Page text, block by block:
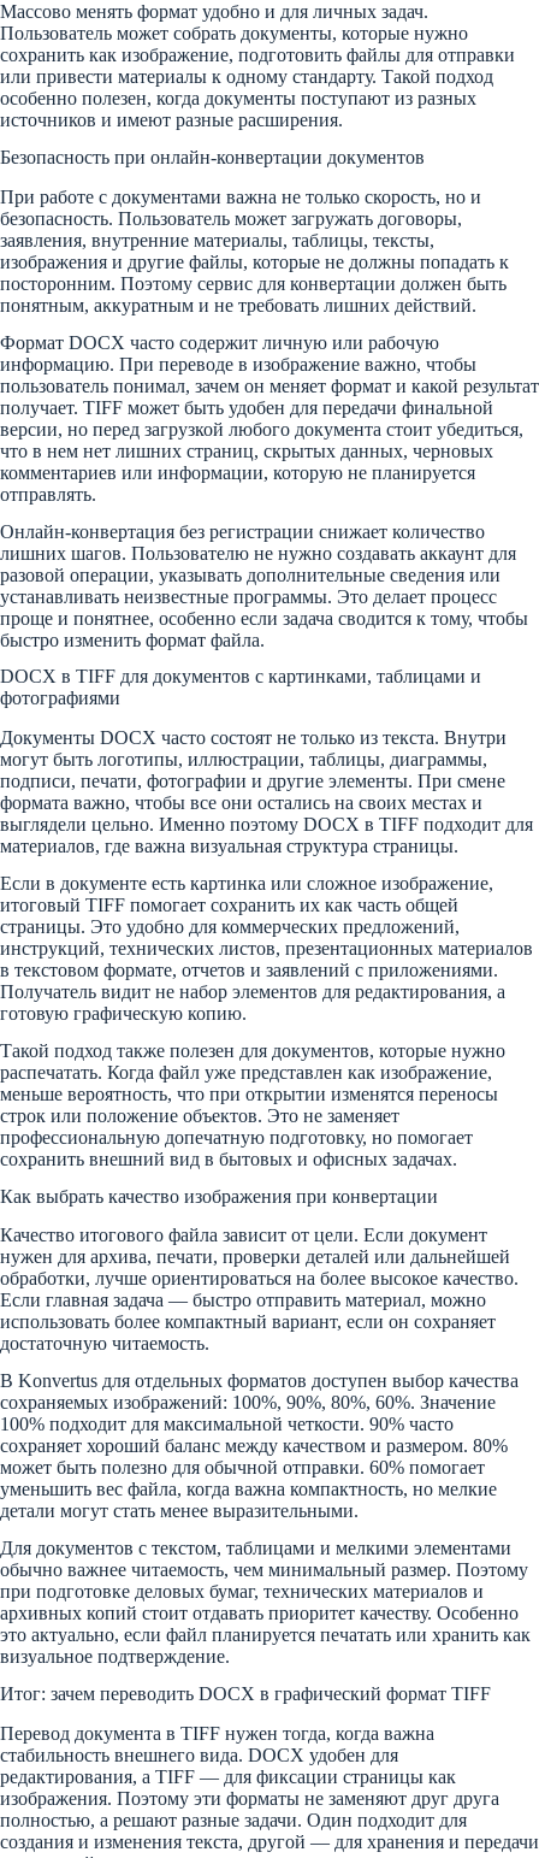
Массово менять формат удобно и для личных задач.
Пользователь может собрать документы, которые нужно
сохранить как изображение, подготовить файлы для отправки
или привести материалы к одному стандарту. Такой подход
особенно полезен, когда документы поступают из разных
источников и имеют разные расширения.
Безопасность при онлайн-конвертации документов
При работе с документами важна не только скорость, но и
безопасность. Пользователь может загружать договоры,
заявления, внутренние материалы, таблицы, тексты,
изображения и другие файлы, которые не должны попадать к
посторонним. Поэтому сервис для конвертации должен быть
понятным, аккуратным и не требовать лишних действий.
Формат DOCX часто содержит личную или рабочую
информацию. При переводе в изображение важно, чтобы
пользователь понимал, зачем он меняет формат и какой результат
получает. TIFF может быть удобен для передачи финальной
версии, но перед загрузкой любого документа стоит убедиться,
что в нем нет лишних страниц, скрытых данных, черновых
комментариев или информации, которую не планируется
отправлять.
Онлайн-конвертация без регистрации снижает количество
лишних шагов. Пользователю не нужно создавать аккаунт для
разовой операции, указывать дополнительные сведения или
устанавливать неизвестные программы. Это делает процесс
проще и понятнее, особенно если задача сводится к тому, чтобы
быстро изменить формат файла.
DOCX в TIFF для документов с картинками, таблицами и
фотографиями
Документы DOCX часто состоят не только из текста. Внутри
могут быть логотипы, иллюстрации, таблицы, диаграммы,
подписи, печати, фотографии и другие элементы. При смене
формата важно, чтобы все они остались на своих местах и
выглядели цельно. Именно поэтому DOCX в TIFF подходит для
материалов, где важна визуальная структура страницы.
Если в документе есть картинка или сложное изображение,
итоговый TIFF помогает сохранить их как часть общей
страницы. Это удобно для коммерческих предложений,
инструкций, технических листов, презентационных материалов
в текстовом формате, отчетов и заявлений с приложениями.
Получатель видит не набор элементов для редактирования, а
готовую графическую копию.
Такой подход также полезен для документов, которые нужно
распечатать. Когда файл уже представлен как изображение,
меньше вероятность, что при открытии изменятся переносы
строк или положение объектов. Это не заменяет
профессиональную допечатную подготовку, но помогает
сохранить внешний вид в бытовых и офисных задачах.
Как выбрать качество изображения при конвертации
Качество итогового файла зависит от цели. Если документ
нужен для архива, печати, проверки деталей или дальнейшей
обработки, лучше ориентироваться на более высокое качество.
Если главная задача — быстро отправить материал, можно
использовать более компактный вариант, если он сохраняет
достаточную читаемость.
В Konvertus для отдельных форматов доступен выбор качества
сохраняемых изображений: 100%, 90%, 80%, 60%. Значение
100% подходит для максимальной четкости. 90% часто
сохраняет хороший баланс между качеством и размером. 80%
может быть полезно для обычной отправки. 60% помогает
уменьшить вес файла, когда важна компактность, но мелкие
детали могут стать менее выразительными.
Для документов с текстом, таблицами и мелкими элементами
обычно важнее читаемость, чем минимальный размер. Поэтому
при подготовке деловых бумаг, технических материалов и
архивных копий стоит отдавать приоритет качеству. Особенно
это актуально, если файл планируется печатать или хранить как
визуальное подтверждение.
Итог: зачем переводить DOCX в графический формат TIFF
Перевод документа в TIFF нужен тогда, когда важна
стабильность внешнего вида. DOCX удобен для
редактирования, а TIFF — для фиксации страницы как
изображения. Поэтому эти форматы не заменяют друг друга
полностью, а решают разные задачи. Один подходит для
создания и изменения текста, другой — для хранения и передачи